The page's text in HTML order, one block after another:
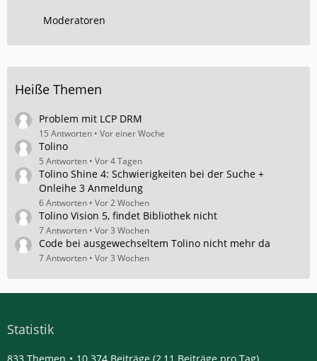
Moderatoren
Heiße Themen
Problem mit LCP DRM
15 Antworten Vor einer Woche
Tolino
5 Antworten Vor 4 Tagen
Tolino Shine 4: Schwierigkeiten bei der Suche +
Onleihe 3 Anmeldung
6 Antworten Vor 2 Wochen
Tolino Vision 5, findet Bibliothek nicht
7 Antworten Vor 3 Wochen
Code bei ausgewechseltem Tolino nicht mehr da
7 Antworten Vor 3 Wochen
Statistik